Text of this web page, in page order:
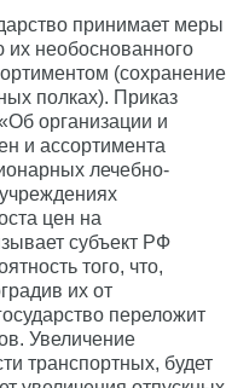
принимает меры
необоснованного
(сохранение
полках). Приказ
организации и
и ассортимента
лечебно-
цен на
субъект РФ
того, что,
их от
переложит
Увеличение
транспортных, будет